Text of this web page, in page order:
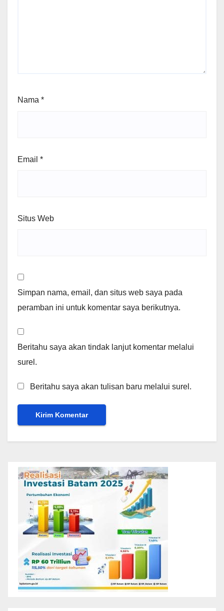
Nama *
Email *
Situs Web
Simpan nama, email, dan situs web saya pada
peramban ini untuk komentar saya berikutnya.
Beritahu saya akan tindak lanjut komentar melalui
surel.
Beritahu saya akan tulisan baru melalui surel.